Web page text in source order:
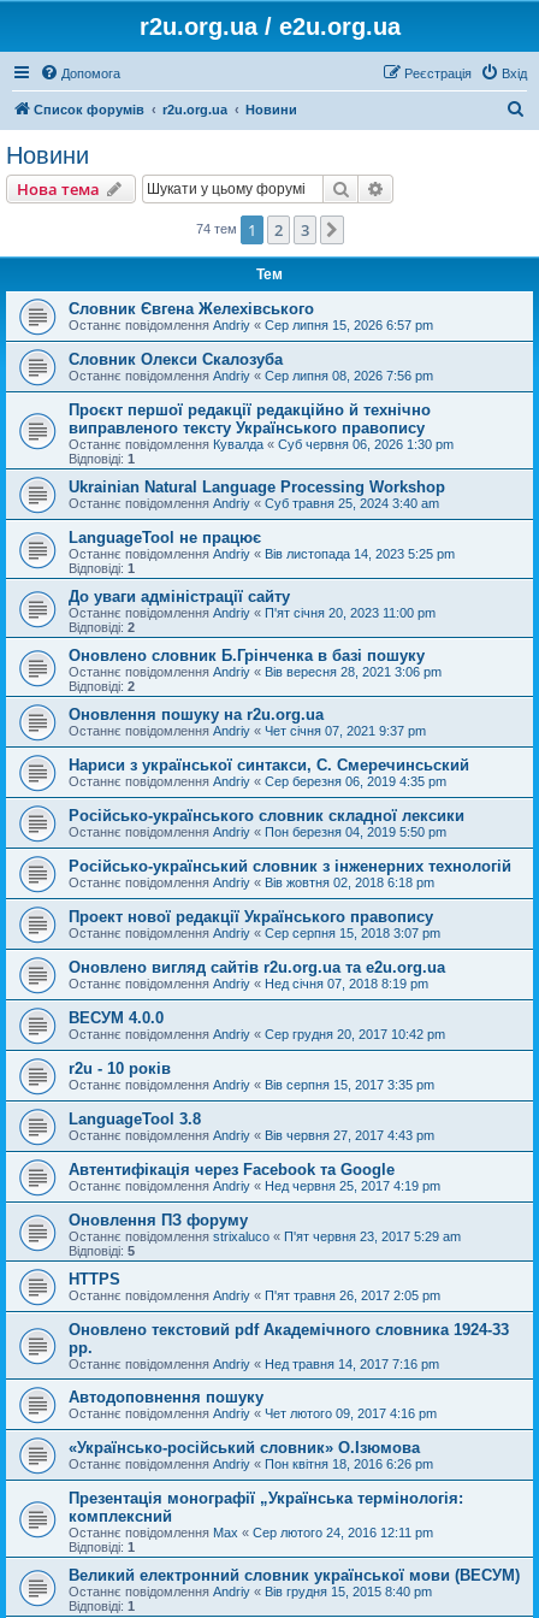
r2u.org.ua / e2u.org.ua
Допомога Вхід
Реєстрація
Список форумів r2u.org.ua Новини
Новини
Нова тема Пошук
74 тем 1 2 3
Тем
Словник Євгена Желехівського
Останнє повідомлення Andriy « Сер липня 15, 2026 6:57 pm
Словник Олекси Скалозуба
Останнє повідомлення Andriy « Сер липня 08, 2026 7:56 pm
Проєкт першої редакції редакційно й технічно
виправленого тексту Українського правопису
Останнє повідомлення Кувалда « Суб червня 06, 2026 1:30 pm
Відповіді: 1
Ukrainian Natural Language Processing Workshop
Останнє повідомлення Andriy « Суб травня 25, 2024 3:40 am
LanguageTool не працює
Останнє повідомлення Andriy « Вів листопада 14, 2023 5:25 pm
Відповіді: 1
До уваги адміністрації сайту
Останнє повідомлення Andriy « П'ят січня 20, 2023 11:00 pm
Відповіді: 2
Оновлено словник Б.Грінченка в базі пошуку
Останнє повідомлення Andriy « Вів вересня 28, 2021 3:06 pm
Відповіді: 2
Оновлення пошуку на r2u.org.ua
Останнє повідомлення Andriy « Чет січня 07, 2021 9:37 pm
Нариси з української синтакси, С. Смеречинсьский
Останнє повідомлення Andriy « Сер березня 06, 2019 4:35 pm
Російсько-українського словник складної лексики
Останнє повідомлення Andriy « Пон березня 04, 2019 5:50 pm
Російсько-український словник з інженерних технологій
Останнє повідомлення Andriy « Вів жовтня 02, 2018 6:18 pm
Проект нової редакції Українського правопису
Останнє повідомлення Andriy « Сер серпня 15, 2018 3:07 pm
Оновлено вигляд сайтів r2u.org.ua та e2u.org.ua
Останнє повідомлення Andriy « Нед січня 07, 2018 8:19 pm
ВЕСУМ 4.0.0
Останнє повідомлення Andriy « Сер грудня 20, 2017 10:42 pm
r2u - 10 років
Останнє повідомлення Andriy « Вів серпня 15, 2017 3:35 pm
LanguageTool 3.8
Останнє повідомлення Andriy « Вів червня 27, 2017 4:43 pm
Автентифікація через Facebook та Google
Останнє повідомлення Andriy « Нед червня 25, 2017 4:19 pm
Оновлення ПЗ форуму
Останнє повідомлення strixaluco « П'ят червня 23, 2017 5:29 am
Відповіді: 5
HTTPS
Останнє повідомлення Andriy « П'ят травня 26, 2017 2:05 pm
Оновлено текстовий pdf Академічного словника 1924-33
рр.
Останнє повідомлення Andriy « Нед травня 14, 2017 7:16 pm
Автодоповнення пошуку
Останнє повідомлення Andriy « Чет лютого 09, 2017 4:16 pm
«Українсько-російський словник» О.Ізюмова
Останнє повідомлення Andriy « Пон квітня 18, 2016 6:26 pm
Презентація монографії „Українська термінологія:
комплексний
Останнє повідомлення Max « Сер лютого 24, 2016 12:11 pm
Відповіді: 1
Великий електронний словник української мови (ВЕСУМ)
Останнє повідомлення Andriy « Вів грудня 15, 2015 8:40 pm
Відповіді: 1